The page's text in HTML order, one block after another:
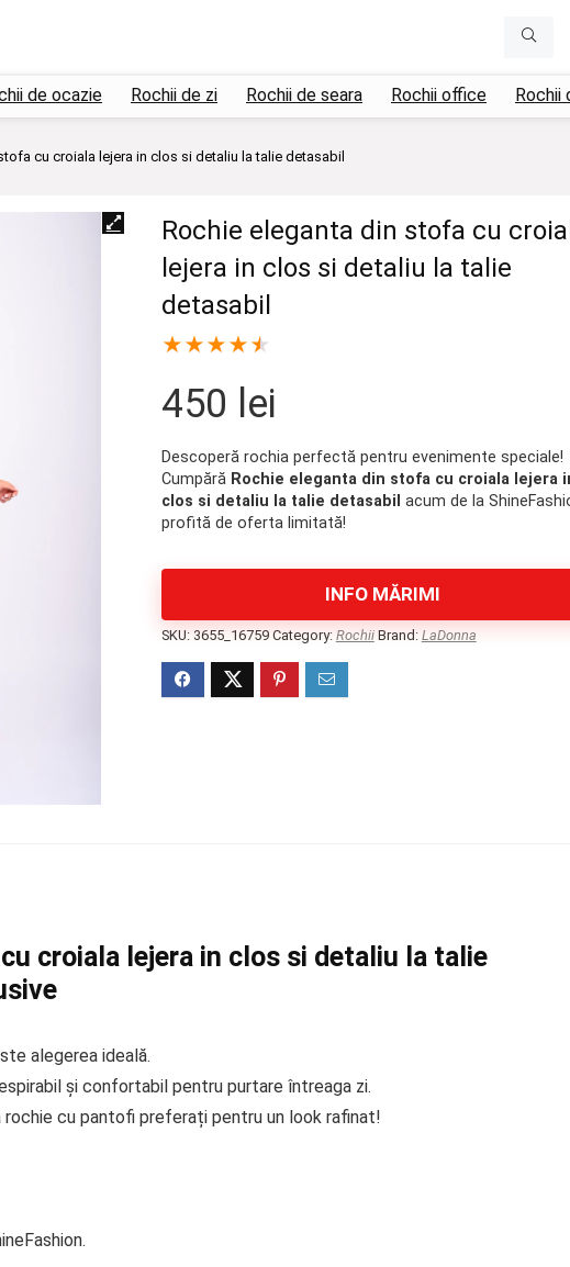
de ocazie Rochii de zi Rochii de seara Rochii office Rochii
cu croiala lejera in clos si detaliu la talie detasabil
Rochie eleganta din stofa cu
lejera in clos si detaliu la talie
detasabil
★★★★★
450 lei
Descoperă rochia perfectă pentru evenimente speciale!
Cumpără Rochie eleganta din stofa cu croiala lejera
clos si detaliu la talie detasabil acum de la
profită de oferta limitată!
INFO MĂRIMI
SKU: 3655_16759 Category: Rochii Brand: LaDonna
croiala lejera in clos si detaliu la talie
alegerea ideală.
și confortabil pentru purtare întreaga zi.
rochie cu pantofi preferați pentru un look rafinat!